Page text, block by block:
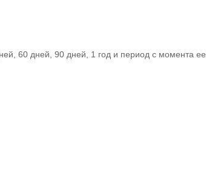
60 дней, 90 дней, 1 год и период с момента ее